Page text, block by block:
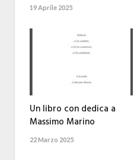
19 Aprile 2025
Un libro con dedica a
Massimo Marino
22 Marzo 2025